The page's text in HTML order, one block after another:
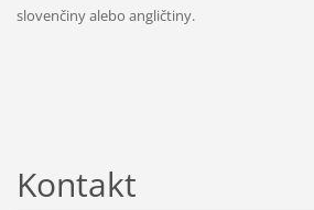
slovenčiny alebo angličtiny.
Kontakt